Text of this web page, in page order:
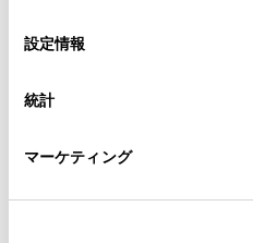
デバイスにすべてのCookie(ク
意したことになります。
設定の変更、同意を撤回した
「Cookie（クッキー）情報の取
設定情報
統計
マーケティング
装備・オプション